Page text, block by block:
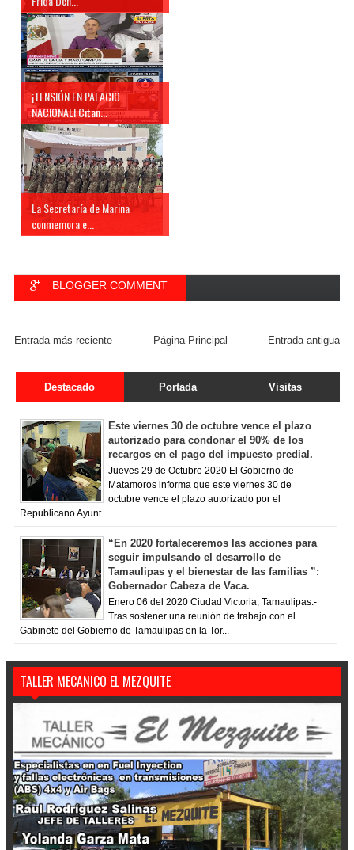
¡TENSIÓN EN PALACIO
NACIONAL! Citan...
La Secretaría de Marina
conmemora e...
BLOGGER COMMENT
Entrada más reciente Entrada antigua
Página Principal
Destacado Portada Visitas
Este viernes 30 de octubre vence el plazo
autorizado para condonar el 90% de los
recargos en el pago del impuesto predial.
Jueves 29 de Octubre 2020 El Gobierno de
Matamoros informa que este viernes 30 de
octubre vence el plazo autorizado por el
Republicano Ayunt...
“En 2020 fortaleceremos las acciones para
seguir impulsando el desarrollo de
Tamaulipas y el bienestar de las familias ”:
Gobernador Cabeza de Vaca.
Enero 06 del 2020 Ciudad Victoria, Tamaulipas.-
Tras sostener una reunión de trabajo con el
Gabinete del Gobierno de Tamaulipas en la Tor...
TALLER MECANICO EL MEZQUITE